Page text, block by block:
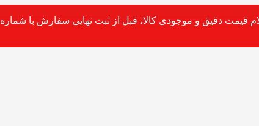
قیمت دقیق و موجودی کالا، قبل از ثبت نهایی سفارش با شماره